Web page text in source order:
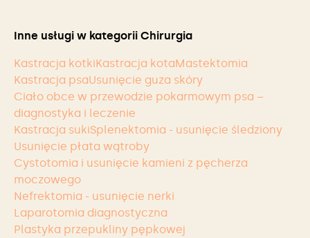
Inne usługi w kategorii Chirurgia
Kastracja kotkiKastracja kotaMastektomia
Kastracja psaUsunięcie guza skóry
Ciało obce w przewodzie pokarmowym psa –
diagnostyka i leczenie
Kastracja sukiSplenektomia - usunięcie śledziony
Usunięcie płata wątroby
Cystotomia i usunięcie kamieni z pęcherza
moczowego
Nefrektomia - usunięcie nerki
Laparotomia diagnostyczna
Plastyka przepukliny pępkowej